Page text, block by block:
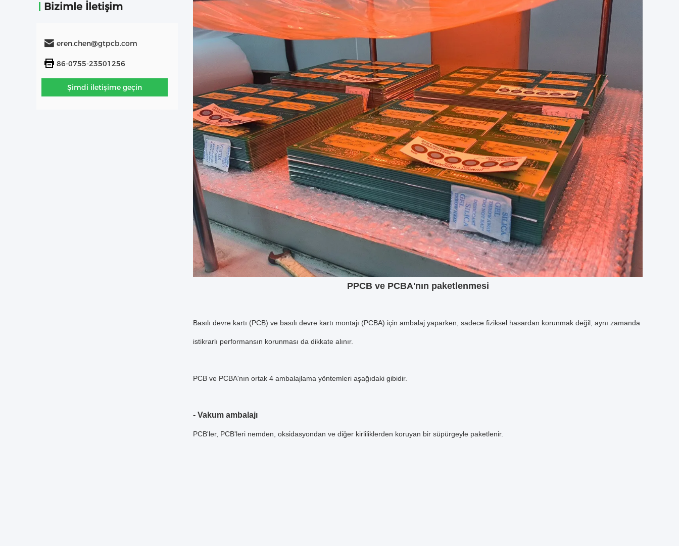
Bizimle İletişim
eren.chen@gtpcb.com
86-0755-23501256
Şimdi iletişime geçin
PPCB ve PCBA'nın paketlenmesi
Basılı devre kartı (PCB) ve basılı devre kartı montajı (PCBA) için ambalaj yaparken, sadece fiziksel hasardan korunmak değil, aynı zamanda
istikrarlı performansın korunması da dikkate alınır.
PCB ve PCBA'nın ortak 4 ambalajlama yöntemleri aşağıdaki gibidir.
- Vakum ambalajı
PCB'ler, PCB'leri nemden, oksidasyondan ve diğer kirliliklerden koruyan bir süpürgeyle paketlenir.